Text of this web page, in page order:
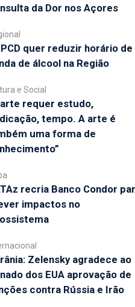
da Dor nos Açores
quer reduzir horário de
de álcool na Região
e Social
arte requer estudo,
tempo. A arte é
uma forma de
recria Banco Condor
impactos no
Zelensky agradece ao
dos EUA aprovação de
contra Rússia e Irão